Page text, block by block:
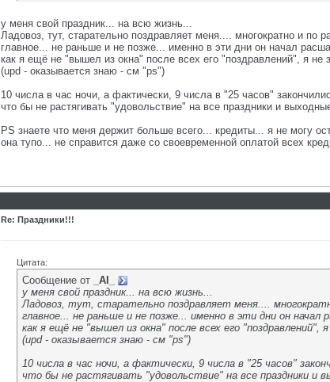
у меня свой праздник... на всю жизнь...
Ладовоз, тут, старательно поздравляет меня.... многократно и по
главное... не раньше и не позже... именно в эти дни он начал
как я ещё не "вышел из окна" после всех его "поздравлений", я не
(upd - оказывается знаю - см "ps")
10 числа в час ночи, а фактически, 9 числа в "25 часов"
что бы не растягивать "удовольствие" на все праздники и
PS знаете что меня держит больше всего... кредиты... я не могу
она тупо... не справится даже со своевременной оплатой всех
Re: Праздники!!!
Цитата:
Сообщение от
_AI_
у меня свой праздник... на всю жизнь...
Ладовоз, тут, старательно поздравляет меня....
главное... не раньше и не позже... именно в эти дни он
как я ещё не "вышел из окна" после всех его "поздравлений",
(upd - оказывается знаю - см "ps")
10 числа в час ночи, а фактически, 9 числа в "25 часов"
что бы не растягивать "удовольствие" на все праздники и